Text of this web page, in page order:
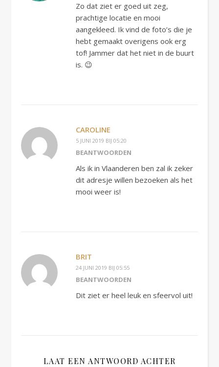
Zo dat ziet er goed uit zeg,
prachtige locatie en mooi
aangekleed. Ik vind de foto’s die je
hebt gemaakt overigens ook erg
tof! Jammer dat het niet in de buurt
is. 😉
CAROLINE
5 JUNI 2019 BIJ 05:20
BEANTWOORDEN
Als ik in Vlaanderen ben zal ik zeker
dit adresje willen bezoeken als het
mooi weer is!
BRIT
24 JUNI 2019 BIJ 05:55
BEANTWOORDEN
Dit ziet er heel leuk en sfeervol uit!
LAAT EEN ANTWOORD ACHTER